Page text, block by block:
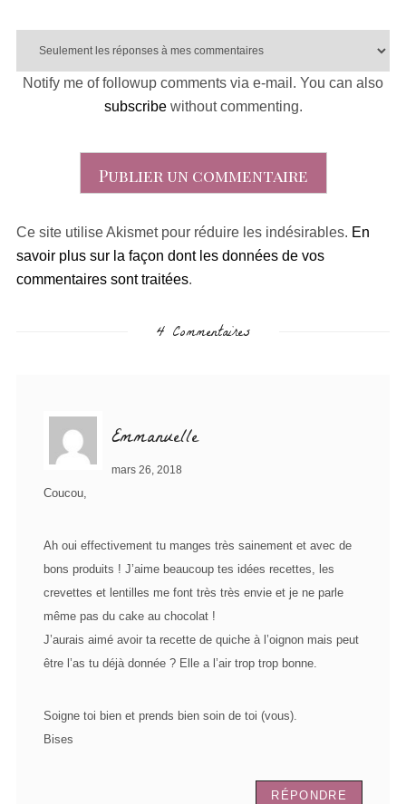
Notify me of followup comments via e-mail. You can also
subscribewithout commenting.
Ce site utilise Akismet pour réduire les indésirables. En
savoir plus sur la façon dont les données de vos
commentaires sont traitées.
4 Commentaires
Emmanuelle
mars 26, 2018
Coucou,
Ah oui effectivement tu manges très sainement et avec de
bons produits ! J’aime beaucoup tes idées recettes, les
crevettes et lentilles me font très très envie et je ne parle
même pas du cake au chocolat !
J’aurais aimé avoir ta recette de quiche à l’oignon mais peut
être l’as tu déjà donnée ? Elle a l’air trop trop bonne.
Soigne toi bien et prends bien soin de toi (vous).
Bises
RÉPONDRE